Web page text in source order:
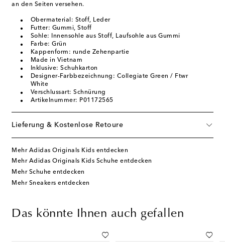
an den Seiten versehen.
Obermaterial: Stoff, Leder
Futter: Gummi, Stoff
Sohle: Innensohle aus Stoff, Laufsohle aus Gummi
Farbe: Grün
Kappenform: runde Zehenpartie
Made in Vietnam
Inklusive: Schuhkarton
Designer-Farbbezeichnung: Collegiate Green / Ftwr
White
Verschlussart: Schnürung
Artikelnummer: P01172565
Lieferung & Kostenlose Retoure
Mehr Adidas Originals Kids entdecken
Mehr Adidas Originals Kids Schuhe entdecken
Mehr Schuhe entdecken
Mehr Sneakers entdecken
Das könnte Ihnen auch gefallen